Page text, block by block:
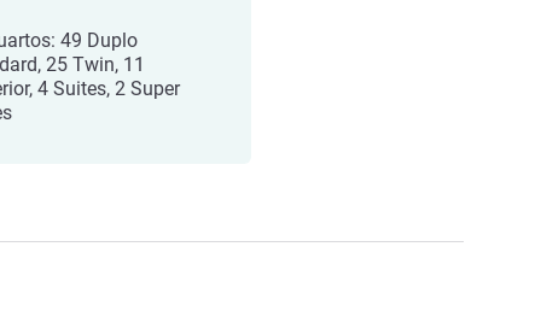
49 Duplo
25 Twin, 11
4 Suites, 2 Super